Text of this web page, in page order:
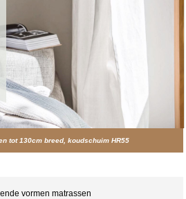
tot 130cm breed, koudschuim HR55
vormen matrassen